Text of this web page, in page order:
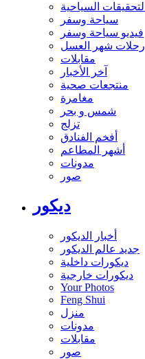
التحقيقات السياحية
سياحة وسفر
فيديو سياحة وسفر
رحلات شهر العسل
مقابلات
آخر الأخبار
منتجعات صحية
مغامرة
شمس و بحر
تزلج
أفخم الفنادق
أشهر المطاعم
مدونات
صور
ديكور
أخبار الديكور
جديد عالم الديكور
ديكورات داخلية
ديكورات خارجية
Your Photos
Feng Shui
منزل
مدونات
مقابلات
صور